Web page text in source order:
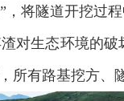
将隧道开挖过
对生态环境的
所有路基挖方、